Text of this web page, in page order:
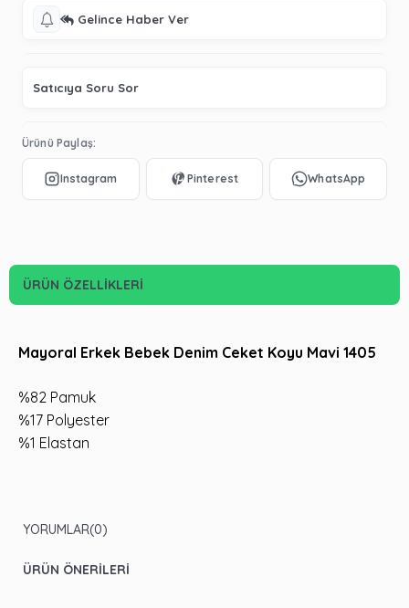
Gelince Haber Ver
Satıcıya Soru Sor
Ürünü Paylaş:
ÜRÜN ÖZELLIKLERI
Mayoral Erkek Bebek Denim Ceket Koyu Mavi 1405
%82 Pamuk
%17 Polyester
%1 Elastan
YORUMLAR(0)
ÜRÜN ÖNERILERI